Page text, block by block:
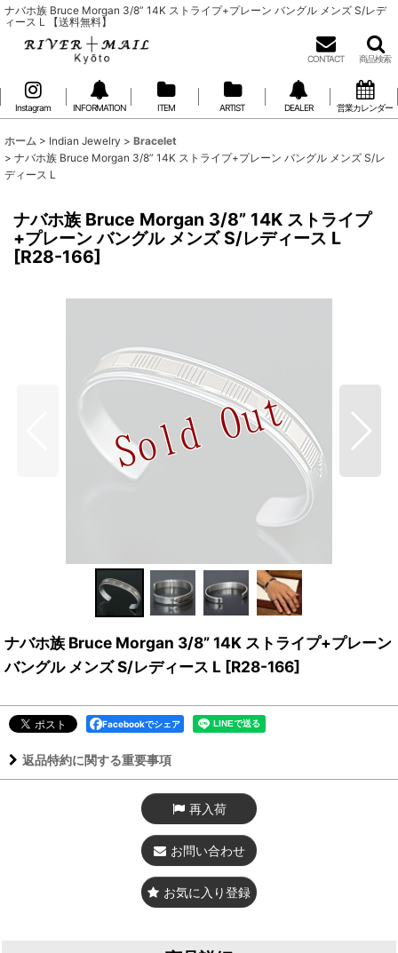
ナバホ族 Bruce Morgan 3/8” 14K ストライプ+プレーン バングル メンズ S/レデ
ィース L 【送料無料】
CONTACT 商品検索
Instagram INFORMATION ITEM ARTIST DEALER 営業カレンダー
ホーム > Indian Jewelry > Bracelet
> ナバホ族 Bruce Morgan 3/8” 14K ストライプ+プレーン バングル メンズ S/レ
ディース L
ナバホ族 Bruce Morgan 3/8” 14K ストライプ
+プレーン バングル メンズ S/レディース L
[R28-166]
ナバホ族 Bruce Morgan 3/8” 14K ストライプ+プレーン
バングル メンズ S/レディース L [R28-166]
Facebookでシェア
返品特約に関する重要事項
再入荷
お問い合わせ
お気に入り登録